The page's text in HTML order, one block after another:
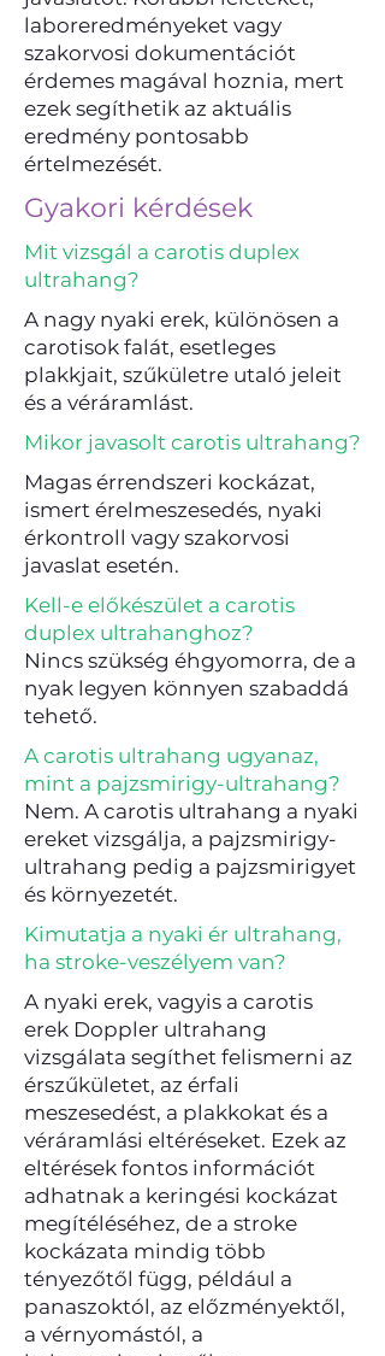
laboreredményeket vagy
szakorvosi dokumentációt
érdemes magával hoznia, mert
ezek segíthetik az aktuális
eredmény pontosabb
értelmezését.
Gyakori kérdések
Mit vizsgál a carotis duplex
ultrahang?
A nagy nyaki erek, különösen a
carotisok falát, esetleges
plakkjait, szűkületre utaló jeleit
és a véráramlást.
Mikor javasolt carotis ultrahang?
Magas érrendszeri kockázat,
ismert érelmeszesedés, nyaki
érkontroll vagy szakorvosi
javaslat esetén.
Kell-e előkészület a carotis
duplex ultrahanghoz?
Nincs szükség éhgyomorra, de a
nyak legyen könnyen szabaddá
tehető.
A carotis ultrahang ugyanaz,
mint a pajzsmirigy-ultrahang?
Nem. A carotis ultrahang a nyaki
ereket vizsgálja, a pajzsmirigy-
ultrahang pedig a pajzsmirigyet
és környezetét.
Kimutatja a nyaki ér ultrahang,
ha stroke-veszélyem van?
A nyaki erek, vagyis a carotis
erek Doppler ultrahang
vizsgálata segíthet felismerni az
érszűkületet, az érfali
meszesedést, a plakkokat és a
véráramlási eltéréseket. Ezek az
eltérések fontos információt
adhatnak a keringési kockázat
megítéléséhez, de a stroke
kockázata mindig több
tényezőtől függ, például a
panaszoktól, az előzményektől,
a vérnyomástól, a